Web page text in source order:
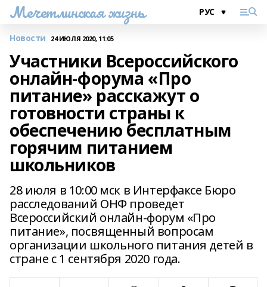
Мечетлинская жизнь
Новости 24 ИЮЛЯ 2020, 11:05
Участники Всероссийского
онлайн-форума «Про
питание» расскажут о
готовности страны к
обеспечению бесплатным
горячим питанием
школьников
28 июля в 10:00 мск в Интерфаксе Бюро
расследований ОНФ проведет
Всероссийский онлайн-форум «Про
питание», посвященный вопросам
организации школьного питания детей в
стране с 1 сентября 2020 года.